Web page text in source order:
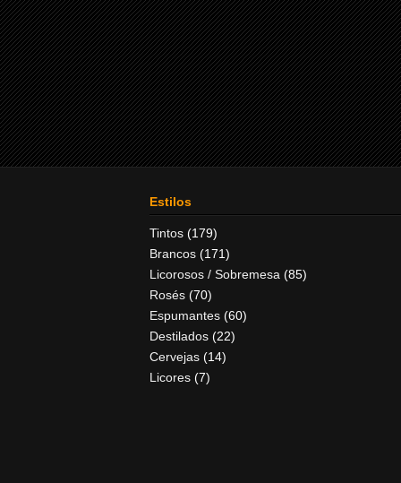
Estilos
Tintos (179)
Brancos (171)
Licorosos / Sobremesa (85)
Rosés (70)
Espumantes (60)
Destilados (22)
Cervejas (14)
Licores (7)